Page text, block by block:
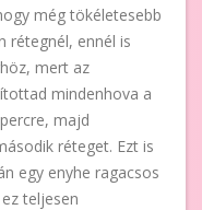
még tökéletesebb
rétegnél, ennél is
mert az
mindenhova a
majd
réteget. Ezt is
egy enyhe ragacsos
teljesen